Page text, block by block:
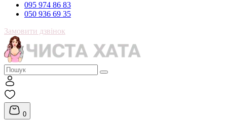
095 974 86 83
050 936 69 35
Замовити дзвінок
0